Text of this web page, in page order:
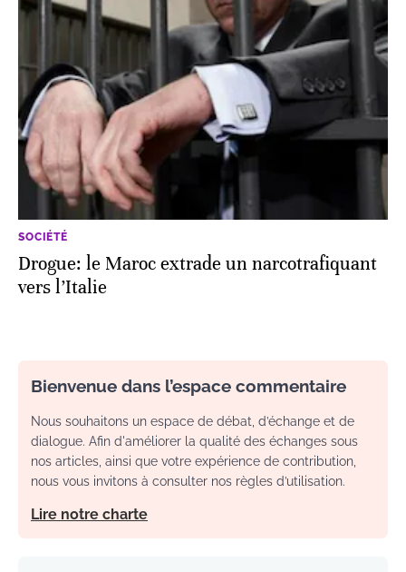
SOCIÉTÉ
Drogue: le Maroc extrade un narcotrafiquant
vers l’Italie
Bienvenue dans l’espace commentaire
Nous souhaitons un espace de débat, d’échange et de
dialogue. Afin d'améliorer la qualité des échanges sous
nos articles, ainsi que votre expérience de contribution,
nous vous invitons à consulter nos règles d’utilisation.
Lire notre charte